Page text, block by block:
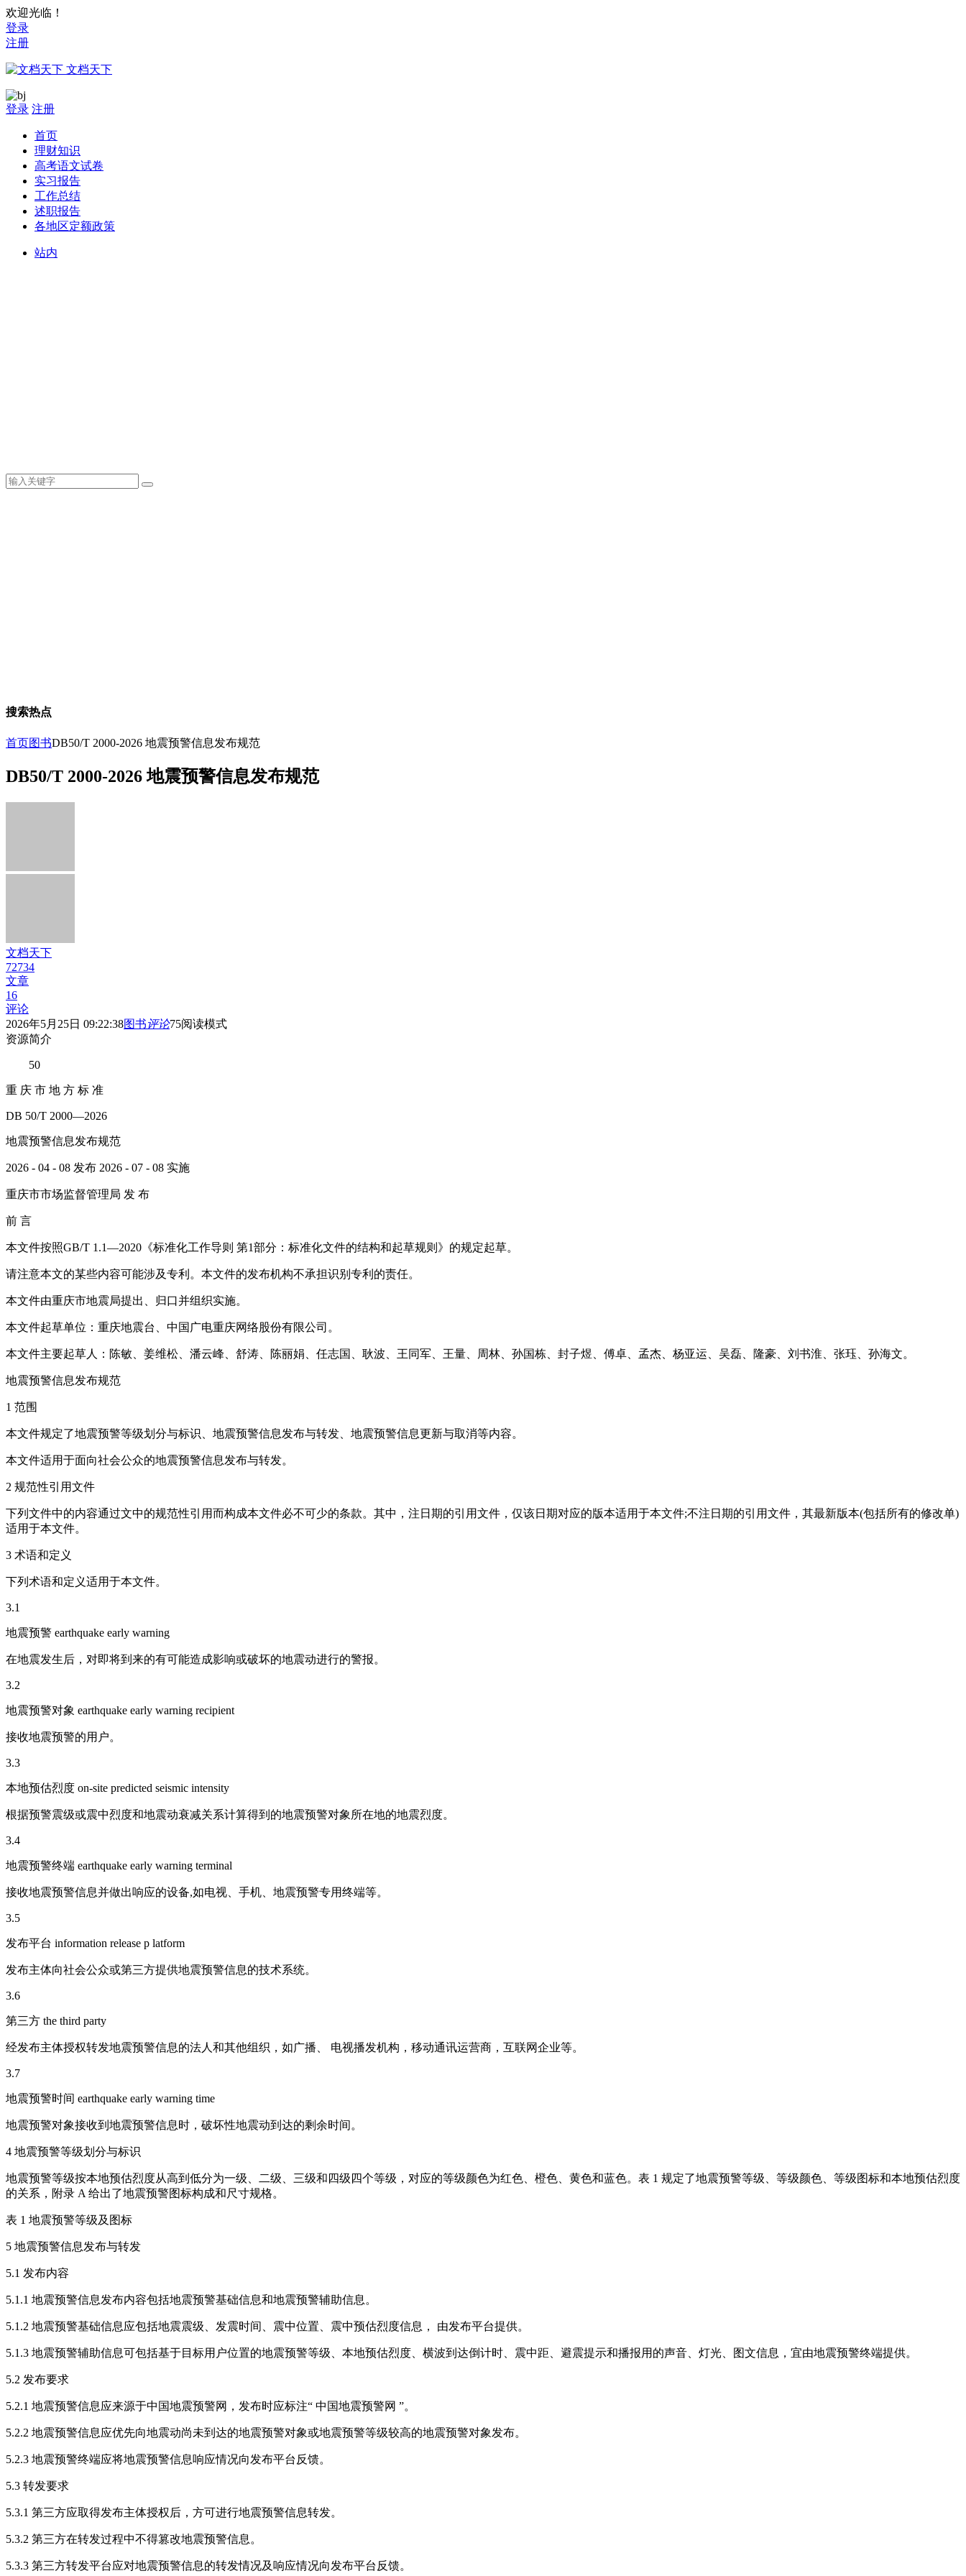
欢迎光临！
登录
注册
文档天下
登录 注册
首页
理财知识
高考语文试卷
实习报告
工作总结
述职报告
各地区定额政策
站内
搜索热点
首页图书DB50/T 2000-2026 地震预警信息发布规范
DB50/T 2000-2026 地震预警信息发布规范
文档天下
72734
文章
16
评论
2026年5月25日 09:22:38图书评论75阅读模式
资源简介
50
重 庆 市 地 方 标 准
DB 50/T 2000—2026
地震预警信息发布规范
2026 - 04 - 08 发布 2026 - 07 - 08 实施
重庆市市场监督管理局 发 布
前 言
本文件按照GB/T 1.1—2020《标准化工作导则 第1部分：标准化文件的结构和起草规则》的规定起草。
请注意本文的某些内容可能涉及专利。本文件的发布机构不承担识别专利的责任。
本文件由重庆市地震局提出、归口并组织实施。
本文件起草单位：重庆地震台、中国广电重庆网络股份有限公司。
本文件主要起草人：陈敏、姜维松、潘云峰、舒涛、陈丽娟、任志国、耿波、王同军、王量、周林、孙国栋、封子煜、傅卓、孟杰、杨亚运、吴磊、隆豪、刘书淮、张珏、孙海文。
地震预警信息发布规范
1 范围
本文件规定了地震预警等级划分与标识、地震预警信息发布与转发、地震预警信息更新与取消等内容。
本文件适用于面向社会公众的地震预警信息发布与转发。
2 规范性引用文件
下列文件中的内容通过文中的规范性引用而构成本文件必不可少的条款。其中，注日期的引用文件，仅该日期对应的版本适用于本文件;不注日期的引用文件，其最新版本(包括所有的修改单)
适用于本文件。
3 术语和定义
下列术语和定义适用于本文件。
3.1
地震预警 earthquake early warning
在地震发生后，对即将到来的有可能造成影响或破坏的地震动进行的警报。
3.2
地震预警对象 earthquake early warning recipient
接收地震预警的用户。
3.3
本地预估烈度 on-site predicted seismic intensity
根据预警震级或震中烈度和地震动衰减关系计算得到的地震预警对象所在地的地震烈度。
3.4
地震预警终端 earthquake early warning terminal
接收地震预警信息并做出响应的设备,如电视、手机、地震预警专用终端等。
3.5
发布平台 information release p latform
发布主体向社会公众或第三方提供地震预警信息的技术系统。
3.6
第三方 the third party
经发布主体授权转发地震预警信息的法人和其他组织，如广播、 电视播发机构，移动通讯运营商，互联网企业等。
3.7
地震预警时间 earthquake early warning time
地震预警对象接收到地震预警信息时，破坏性地震动到达的剩余时间。
4 地震预警等级划分与标识
地震预警等级按本地预估烈度从高到低分为一级、二级、三级和四级四个等级，对应的等级颜色为红色、橙色、黄色和蓝色。表 1 规定了地震预警等级、等级颜色、等级图标和本地预估烈度
的关系，附录 A 给出了地震预警图标构成和尺寸规格。
表 1 地震预警等级及图标
5 地震预警信息发布与转发
5.1 发布内容
5.1.1 地震预警信息发布内容包括地震预警基础信息和地震预警辅助信息。
5.1.2 地震预警基础信息应包括地震震级、发震时间、震中位置、震中预估烈度信息， 由发布平台提供。
5.1.3 地震预警辅助信息可包括基于目标用户位置的地震预警等级、本地预估烈度、横波到达倒计时、震中距、避震提示和播报用的声音、灯光、图文信息，宜由地震预警终端提供。
5.2 发布要求
5.2.1 地震预警信息应来源于中国地震预警网，发布时应标注“ 中国地震预警网 ”。
5.2.2 地震预警信息应优先向地震动尚未到达的地震预警对象或地震预警等级较高的地震预警对象发布。
5.2.3 地震预警终端应将地震预警信息响应情况向发布平台反馈。
5.3 转发要求
5.3.1 第三方应取得发布主体授权后，方可进行地震预警信息转发。
5.3.2 第三方在转发过程中不得篡改地震预警信息。
5.3.3 第三方转发平台应对地震预警信息的转发情况及响应情况向发布平台反馈。